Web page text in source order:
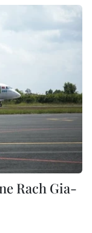
Rach Gia-